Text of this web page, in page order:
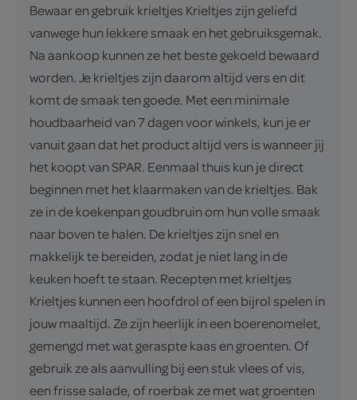
Bewaar en gebruik krieltjes Krieltjes zijn geliefd
vanwege hun lekkere smaak en het gebruiksgemak.
Na aankoop kunnen ze het beste gekoeld bewaard
worden. Je krieltjes zijn daarom altijd vers en dit
komt de smaak ten goede. Met een minimale
houdbaarheid van 7 dagen voor winkels, kun je er
vanuit gaan dat het product altijd vers is wanneer jij
het koopt van SPAR. Eenmaal thuis kun je direct
beginnen met het klaarmaken van de krieltjes. Bak
ze in de koekenpan goudbruin om hun volle smaak
naar boven te halen. De krieltjes zijn snel en
makkelijk te bereiden, zodat je niet lang in de
keuken hoeft te staan. Recepten met krieltjes
Krieltjes kunnen een hoofdrol of een bijrol spelen in
jouw maaltijd. Ze zijn heerlijk in een boerenomelet,
gemengd met wat geraspte kaas en groenten. Of
gebruik ze als aanvulling bij een stuk vlees of vis,
een frisse salade, of roerbak ze met wat groenten